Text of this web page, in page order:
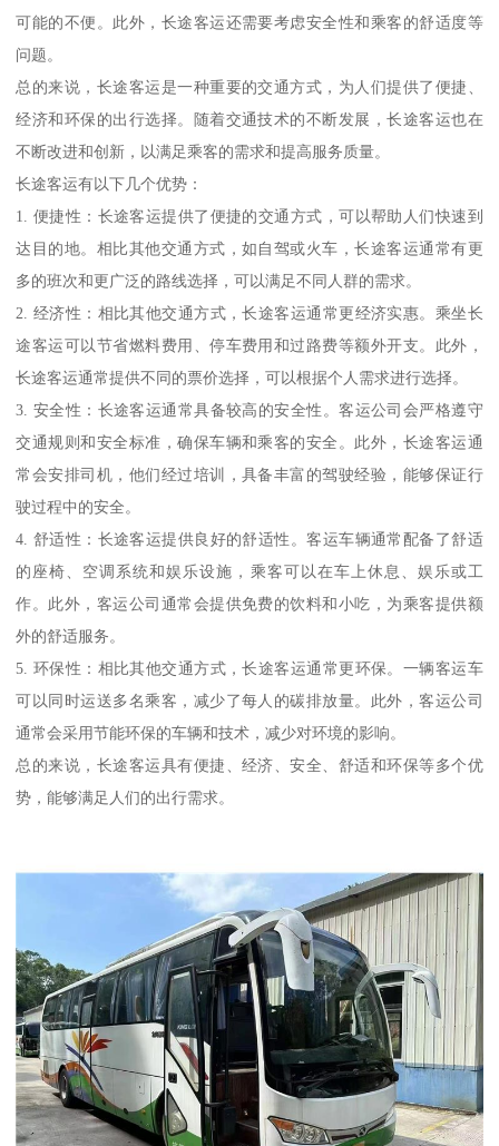
可能的不便。此外，长途客运还需要考虑安全性和乘客的舒适度等
问题。
总的来说，长途客运是一种重要的交通方式，为人们提供了便捷、
经济和环保的出行选择。随着交通技术的不断发展，长途客运也在
不断改进和创新，以满足乘客的需求和提高服务质量。
长途客运有以下几个优势：
1. 便捷性：长途客运提供了便捷的交通方式，可以帮助人们快速到
达目的地。相比其他交通方式，如自驾或火车，长途客运通常有更
多的班次和更广泛的路线选择，可以满足不同人群的需求。
2. 经济性：相比其他交通方式，长途客运通常更经济实惠。乘坐长
途客运可以节省燃料费用、停车费用和过路费等额外开支。此外，
长途客运通常提供不同的票价选择，可以根据个人需求进行选择。
3. 安全性：长途客运通常具备较高的安全性。客运公司会严格遵守
交通规则和安全标准，确保车辆和乘客的安全。此外，长途客运通
常会安排司机，他们经过培训，具备丰富的驾驶经验，能够保证行
驶过程中的安全。
4. 舒适性：长途客运提供良好的舒适性。客运车辆通常配备了舒适
的座椅、空调系统和娱乐设施，乘客可以在车上休息、娱乐或工
作。此外，客运公司通常会提供免费的饮料和小吃，为乘客提供额
外的舒适服务。
5. 环保性：相比其他交通方式，长途客运通常更环保。一辆客运车
可以同时运送多名乘客，减少了每人的碳排放量。此外，客运公司
通常会采用节能环保的车辆和技术，减少对环境的影响。
总的来说，长途客运具有便捷、经济、安全、舒适和环保等多个优
势，能够满足人们的出行需求。